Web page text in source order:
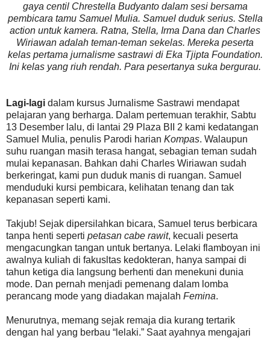
gaya centil Chrestella Budyanto dalam sesi bersama
pembicara tamu Samuel Mulia. Samuel duduk serius. Stella
action untuk kamera. Ratna, Stella, Irma Dana dan Charles
Wiriawan adalah teman-teman sekelas. Mereka peserta
kelas pertama jurnalisme sastrawi di Eka Tjipta Foundation.
Ini kelas yang riuh rendah. Para pesertanya suka bergurau.
Lagi-lagi dalam kursus Jurnalisme Sastrawi mendapat
pelajaran yang berharga. Dalam pertemuan terakhir, Sabtu
13 Desember lalu, di lantai 29 Plaza BII 2 kami kedatangan
Samuel Mulia, penulis Parodi harian Kompas. Walaupun
suhu ruangan masih terasa hangat, sebagian teman sudah
mulai kepanasan. Bahkan dahi Charles Wiriawan sudah
berkeringat, kami pun duduk manis di ruangan. Samuel
menduduki kursi pembicara, kelihatan tenang dan tak
kepanasan seperti kami.
Takjub! Sejak dipersilahkan bicara, Samuel terus berbicara
tanpa henti seperti petasan cabe rawit, kecuali peserta
mengacungkan tangan untuk bertanya. Lelaki flamboyan ini
awalnya kuliah di fakusltas kedokteran, hanya sampai di
tahun ketiga dia langsung berhenti dan menekuni dunia
mode. Dan pernah menjadi pemenang dalam lomba
perancang mode yang diadakan majalah Femina.
Menurutnya, memang sejak remaja dia kurang tertarik
dengan hal yang berbau “lelaki.” Saat ayahnya mengajari